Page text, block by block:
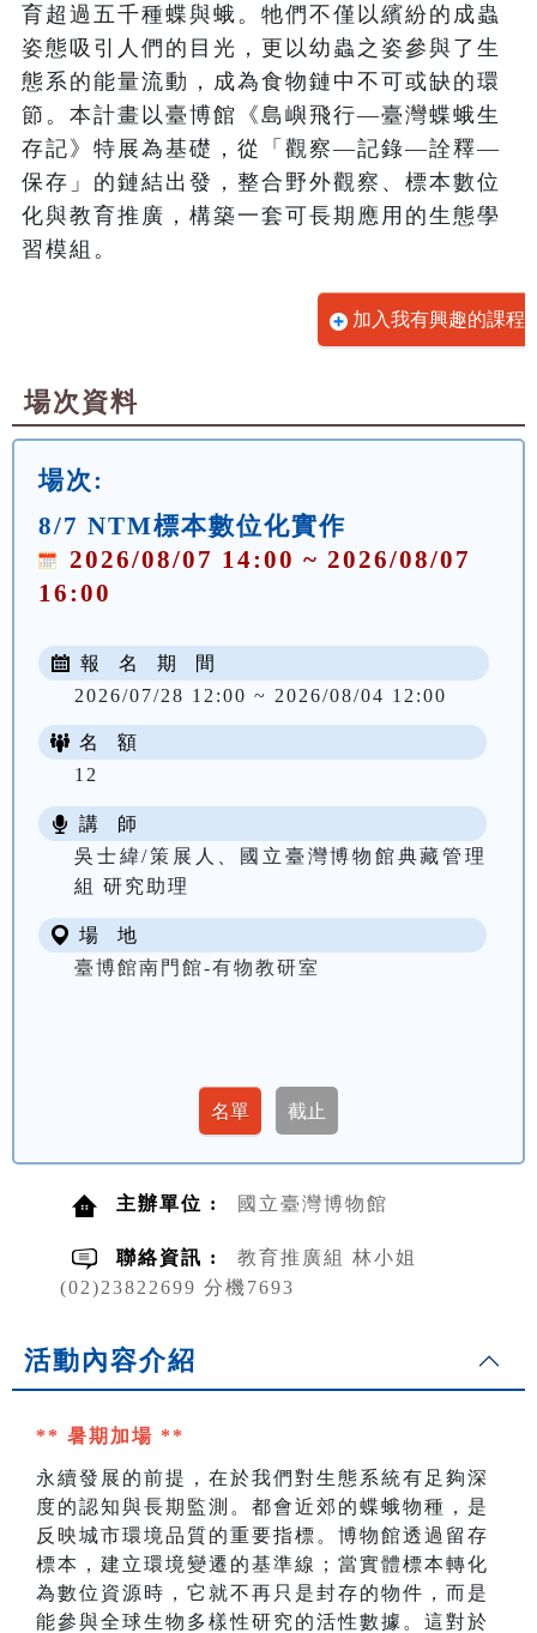
育超過五千種蝶與蛾。牠們不僅以繽紛的成蟲
姿態吸引人們的目光，更以幼蟲之姿參與了生
態系的能量流動，成為食物鏈中不可或缺的環
節。本計畫以臺博館《島嶼飛行—臺灣蝶蛾生
存記》特展為基礎，從「觀察—記錄—詮釋—
保存」的鏈結出發，整合野外觀察、標本數位
化與教育推廣，構築一套可長期應用的生態學
習模組。
加入我有興趣的課程
場次資料
場次:
8/7 NTM標本數位化實作
2026/08/07 14:00 ~ 2026/08/07
16:00
報 名 期 間
2026/07/28 12:00 ~ 2026/08/04 12:00
名 額
12
講 師
吳士緯/策展人、國立臺灣博物館典藏管理
組 研究助理
場 地
臺博館南門館-有物教研室
主辦單位 : 國立臺灣博物館
聯絡資訊 :
教育推廣組 林小姐
(02)23822699 分機7693
活動內容介紹
** 暑期加場 **
永續發展的前提，在於我們對生態系統有足夠深
度的認知與長期監測。都會近郊的蝶蛾物種，是
反映城市環境品質的重要指標。博物館透過留存
標本，建立環境變遷的基準線；當實體標本轉化
為數位資源時，它就不再只是封存的物件，而是
能參與全球生物多樣性研究的活性數據。這對於